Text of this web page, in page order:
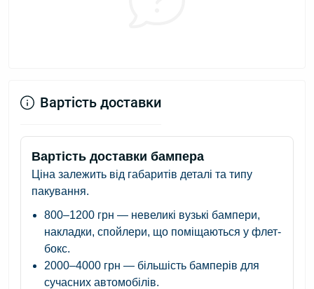
Вартість доставки
Вартість доставки бампера
Ціна залежить від габаритів деталі та типу
пакування.
800–1200 грн — невеликі вузькі бампери,
накладки, спойлери, що поміщаються у флет-
бокс.
2000–4000 грн — більшість бамперів для
сучасних автомобілів.